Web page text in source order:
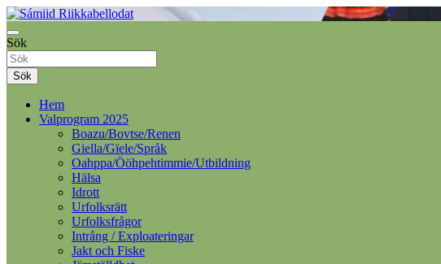
Sámiid Riikkabellodat
Samelandspartiet
Sök
Sök
Hem
Valprogram 2025
Boazu/Bovtse/Renen
Giella/Gïele/Språk
Oahppa/Ööhpehtimmie/Utbildning
Hälsa
Idrott
Urfolksrätt
Urfolksfrågor
Intrång / Exploateringar
Jakt och Fiske